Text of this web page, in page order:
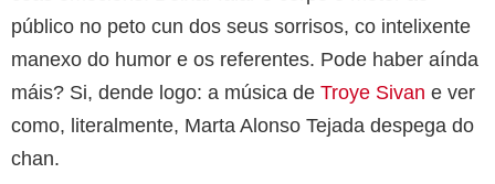
público no peto cun dos seus sorrisos, co intelixente
manexo do humor e os referentes. Pode haber aínda
máis? Si, dende logo: a música de Troye Sivan e ver
como, literalmente, Marta Alonso Tejada despega do
chan.